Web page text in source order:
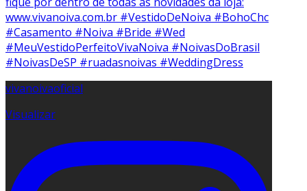
vivanoivaoficial
Visualizar